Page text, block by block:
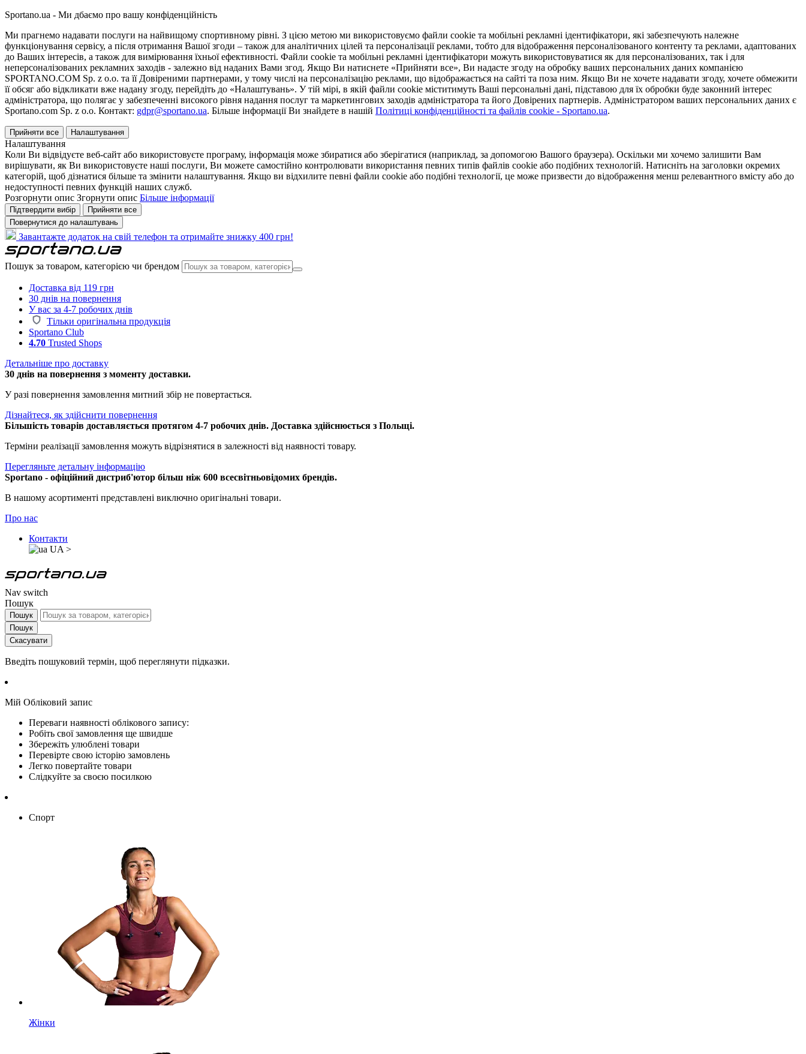
Sportano.ua - Ми дбаємо про вашу конфіденційність
Ми прагнемо надавати послуги на найвищому спортивному рівні. З цією метою ми використовуємо файли cookie та мобільні рекламні ідентифікатори, які забезпечують належне
функціонування сервісу, а після отримання Вашої згоди – також для аналітичних цілей та персоналізації реклами, тобто для відображення персоналізованого контенту та реклами, адаптованих
до Ваших інтересів, а також для вимірювання їхньої ефективності. Файли cookie та мобільні рекламні ідентифікатори можуть використовуватися як для персоналізованих, так і для
неперсоналізованих рекламних заходів - залежно від наданих Вами згод. Якщо Ви натиснете «Прийняти все», Ви надасте згоду на обробку ваших персональних даних компанією
SPORTANO.COM Sp. z o.o. та її Довіреними партнерами, у тому числі на персоналізацію реклами, що відображається на сайті та поза ним. Якщо Ви не хочете надавати згоду, хочете обмежити
її обсяг або відкликати вже надану згоду, перейдіть до «Налаштувань». У тій мірі, в якій файли cookie міститимуть Ваші персональні дані, підставою для їх обробки буде законний інтерес
адміністратора, що полягає у забезпеченні високого рівня надання послуг та маркетингових заходів адміністратора та його Довірених партнерів. Адміністратором ваших персональних даних є
Sportano.com Sp. z o.o. Контакт: gdpr@sportano.ua. Більше інформації Ви знайдете в нашій Політиці конфіденційності та файлів cookie - Sportano.ua.
Прийняти все Налаштування
Налаштування
Коли Ви відвідуєте веб-сайт або використовуєте програму, інформація може збиратися або зберігатися (наприклад, за допомогою Вашого браузера). Оскільки ми хочемо залишити Вам
вирішувати, як Ви використовуєте наші послуги, Ви можете самостійно контролювати використання певних типів файлів cookie або подібних технологій. Натисніть на заголовки окремих
категорій, щоб дізнатися більше та змінити налаштування. Якщо ви відхилите певні файли cookie або подібні технології, це може призвести до відображення менш релевантного вмісту або до
недоступності певних функцій наших служб.
Розгорнути опис Згорнути опис Більше інформації
Підтвердити вибір
Прийняти все
Повернутися до налаштувань
Завантажте додаток на свій телефон та отримайте знижку 400 грн!
Пошук за товаром, категорією чи брендом
Доставка від 119 грн
30 днів на повернення
У вас за 4-7 робочих днів
Тільки оригінальна продукція
Sportano Club
4.70 Trusted Shops
Детальніше про доставку
30 днів на повернення з моменту доставки.
У разі повернення замовлення митний збір не повертається.
Дізнайтеся, як здійснити повернення
Більшість товарів доставляється протягом 4-7 робочих днів. Доставка здійснюється з Польщі.
Терміни реалізації замовлення можуть відрізнятися в залежності від наявності товару.
Перегляньте детальну інформацію
Sportano - офіційний дистриб'ютор більш ніж 600 всесвітньовідомих брендів.
В нашому асортименті представлені виключно оригінальні товари.
Про нас
Контакти
UA >
Nav switch
Пошук
Пошук
Пошук
Скасувати
Введіть пошуковий термін, щоб переглянути підказки.
Мій Обліковий запис
Переваги наявності облікового запису:
Робіть свої замовлення ще швидше
Збережіть улюблені товари
Перевірте свою історію замовлень
Легко повертайте товари
Слідкуйте за своєю посилкою
Спорт
Жінки